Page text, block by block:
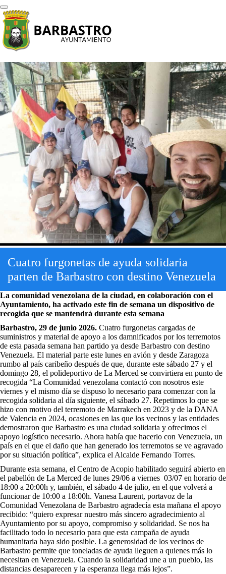
Cuatro furgonetas de ayuda solidaria
parten de Barbastro con destino Venezuela
La comunidad venezolana de la ciudad, en colaboración con el
Ayuntamiento, ha activado este fin de semana un dispositivo de
recogida que se mantendrá durante esta semana
Barbastro, 29 de junio 2026. Cuatro furgonetas cargadas de
suministros y material de apoyo a los damnificados por los terremotos
de esta pasada semana han partido ya desde Barbastro con destino
Venezuela. El material parte este lunes en avión y desde Zaragoza
rumbo al país caribeño después de que, durante este sábado 27 y el
domingo 28, el polideportivo de La Merced se convirtiera en punto de
recogida “La Comunidad venezolana contactó con nosotros este
viernes y el mismo día se dispuso lo necesario para comenzar con la
recogida solidaria al día siguiente, el sábado 27. Repetimos lo que se
hizo con motivo del terremoto de Marrakech en 2023 y de la DANA
de Valencia en 2024, ocasiones en las que los vecinos y las entidades
demostraron que Barbastro es una ciudad solidaria y ofrecimos el
apoyo logístico necesario. Ahora había que hacerlo con Venezuela, un
país en el que el daño que han generado los terremotos se ve agravado
por su situación política”, explica el Alcalde Fernando Torres.
Durante esta semana, el Centro de Acopio habilitado seguirá abierto en
el pabellón de La Merced de lunes 29/06 a viernes 03/07 en horario de
18:00 a 20:00h y, también, el sábado 4 de julio, en el que volverá a
funcionar de 10:00 a 18:00h. Vanesa Laurent, portavoz de la
Comunidad Venezolana de Barbastro agradecía esta mañana el apoyo
recibido: “quiero expresar nuestro más sincero agradecimiento al
Ayuntamiento por su apoyo, compromiso y solidaridad. Se nos ha
facilitado todo lo necesario para que esta campaña de ayuda
humanitaria haya sido posible. La generosidad de los vecinos de
Barbastro permite que toneladas de ayuda lleguen a quienes más lo
necesitan en Venezuela. Cuando la solidaridad une a un pueblo, las
distancias desaparecen y la esperanza llega más lejos”.